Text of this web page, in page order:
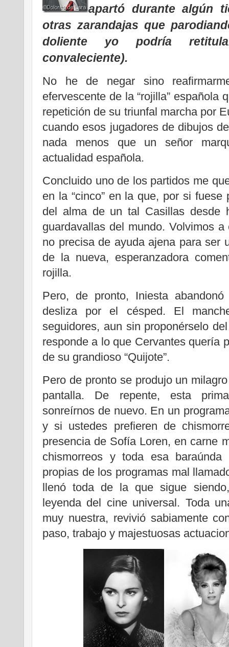
apartó durante algún
otras zarandajas que
doliente yo podría
convaleciente).
No he de negar sino
efervescente de la “rojilla” española
repetición de su triunfal marcha por
cuando esos jugadores de dibujos
nada menos que un señor
actualidad española.
Concluido uno de los partidos me
en la “cinco” en la que, por si
del alma de un tal Casillas desde
guardavallas del mundo. Volvimos
no precisa de ayuda ajena para ser
de la nueva, esperanzadora
rojilla.
Pero, de pronto, Iniesta
desliza por el césped. El
seguidores, aun sin proponérselo
responde a lo que Cervantes quería
de su grandioso “Quijote”.
Pero de pronto se produjo un
pantalla. De repente, esta
sonreírnos de nuevo. En un
y si ustedes prefieren de
presencia de Sofía Loren, en carne
chismorreos y toda esa
propias de los programas mal
llenó toda de la que sigue
leyenda del cine universal. Toda
muy nuestra, revivió sabiamente
paso, trabajo y majestuosas